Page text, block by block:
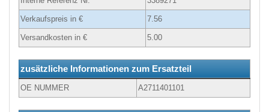
Verkaufspreis in € 7.56
Versandkosten in € 5.00
zusätzliche Informationen zum Ersatzteil
OE NUMMER A2711401101